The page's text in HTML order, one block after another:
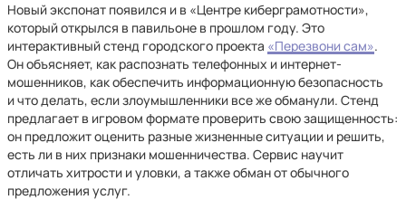
Новый экспонат появился и в «Центре киберграмотности»,
который открылся в павильоне в прошлом году. Это
интерактивный стенд городского проекта «Перезвони сам».
Он объясняет, как распознать телефонных и интернет-
мошенников, как обеспечить информационную безопасность
и что делать, если злоумышленники все же обманули. Стенд
предлагает в игровом формате проверить свою защищенность:
он предложит оценить разные жизненные ситуации и решить,
есть ли в них признаки мошенничества. Сервис научит
отличать хитрости и уловки, а также обман от обычного
предложения услуг.